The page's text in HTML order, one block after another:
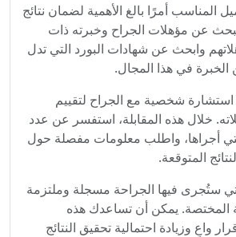
المناسب أمرًا بالغ الأهمية لضمان نتائج
عن مؤهلات الجراح وخبرته ذات
وابحث عن شهادات البورد التي تدل
في هذا المجال.
استشارة شخصية مع الجراح لتقييم
خلال هذه المقابلة، استفسر عن عدد
أجراها، واطلب معلومات مفصلة حول
المتوقعة.
ستُجرى فيها الجراحة مسجلة وملتزمة
المختصة. يمكن أن تساعدك هذه
واعٍ وزيادة احتمالية تحقيق النتائج